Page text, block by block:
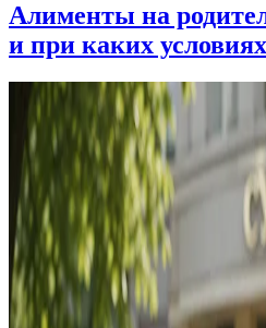
Алименты на
и при каких